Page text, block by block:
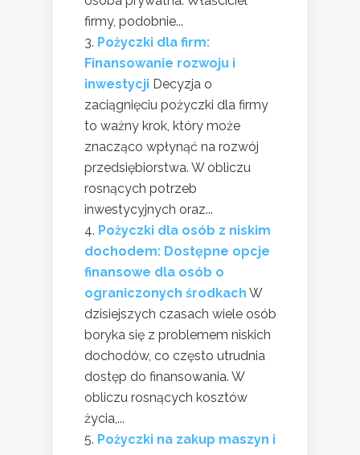
firmy, podobnie...
Pożyczki dla firm:
Finansowanie rozwoju i
inwestycji Decyzja o
zaciągnięciu pożyczki dla firmy
to ważny krok, który może
znacząco wpłynąć na rozwój
przedsiębiorstwa. W obliczu
rosnących potrzeb
inwestycyjnych oraz...
Pożyczki dla osób z niskim
dochodem: Dostępne opcje
finansowe dla osób o
ograniczonych środkach W
dzisiejszych czasach wiele osób
boryka się z problemem niskich
dochodów, co często utrudnia
dostęp do finansowania. W
obliczu rosnących kosztów
życia,...
Pożyczki na zakup maszyn i